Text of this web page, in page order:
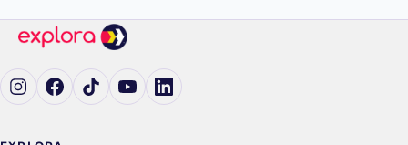
Ig (se abre en una pestaña nueva)
Fb (se abre en una pestaña nueva)
tK (se abre en una pestaña nueva)
yT (se abre en una pestaña nueva)
in (se abre en una pestaña nueva)